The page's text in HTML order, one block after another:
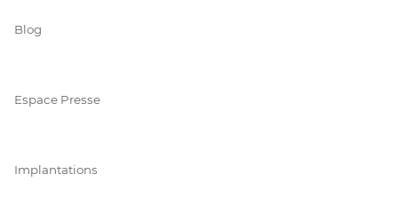
Blog
Espace Presse
Implantations